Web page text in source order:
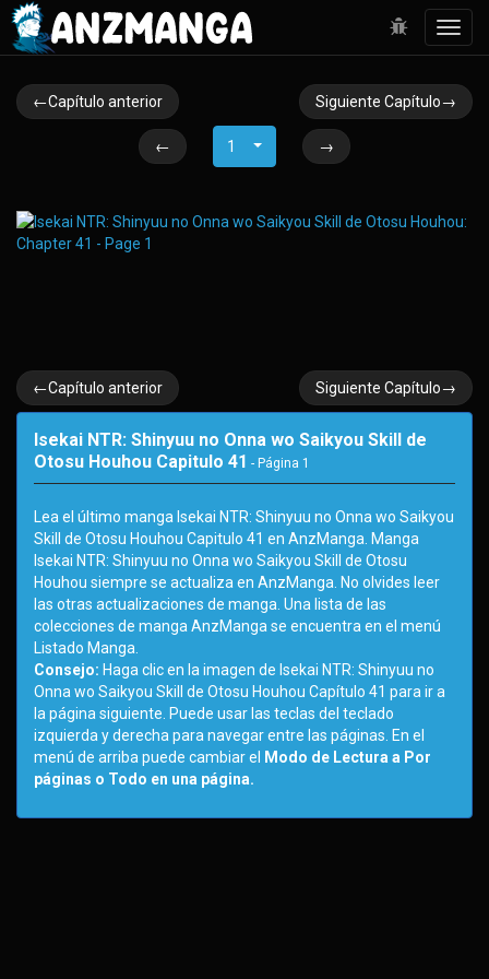
←Capítulo anterior Siguiente Capítulo→
← 1 →
←Capítulo anterior Siguiente Capítulo→
Isekai NTR: Shinyuu no Onna wo Saikyou Skill de
Otosu Houhou Capitulo 41 - Página 1
Lea el último manga Isekai NTR: Shinyuu no Onna wo Saikyou
Skill de Otosu Houhou Capitulo 41 en AnzManga. Manga
Isekai NTR: Shinyuu no Onna wo Saikyou Skill de Otosu
Houhou siempre se actualiza en AnzManga. No olvides leer
las otras actualizaciones de manga. Una lista de las
colecciones de manga AnzManga se encuentra en el menú
Listado Manga.
Consejo: Haga clic en la imagen de Isekai NTR: Shinyuu no
Onna wo Saikyou Skill de Otosu Houhou Capítulo 41 para ir a
la página siguiente. Puede usar las teclas del teclado
izquierda y derecha para navegar entre las páginas. En el
menú de arriba puede cambiar el
Modo de Lectura a Por
páginas o Todo en una página.